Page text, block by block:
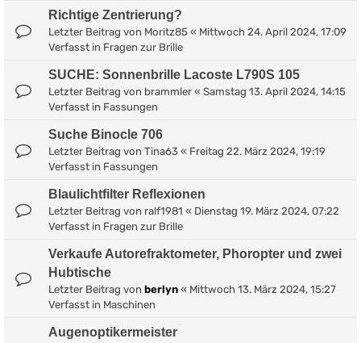
Richtige Zentrierung?
Letzter Beitrag von Moritz85 « Mittwoch 24. April 2024, 17:09
Verfasst in Fragen zur Brille
SUCHE: Sonnenbrille Lacoste L790S 105
Letzter Beitrag von brammler « Samstag 13. April 2024, 14:15
Verfasst in Fassungen
Suche Binocle 706
Letzter Beitrag von Tina63 « Freitag 22. März 2024, 19:19
Verfasst in Fassungen
Blaulichtfilter Reflexionen
Letzter Beitrag von ralf1981 « Dienstag 19. März 2024, 07:22
Verfasst in Fragen zur Brille
Verkaufe Autorefraktometer, Phoropter und zwei
Hubtische
Letzter Beitrag von berlyn « Mittwoch 13. März 2024, 15:27
Verfasst in Maschinen
Augenoptikermeister